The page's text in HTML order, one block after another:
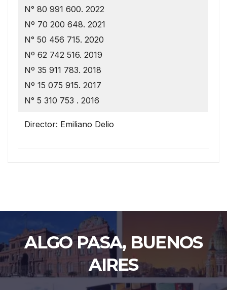
N° 80 991 600. 2022
Nº 70 200 648. 2021
N° 50 456 715. 2020
Nº 62 742 516. 2019
Nº 35 911 783. 2018
Nº 15 075 915. 2017
N° 5 310 753 . 2016
Director: Emiliano Delio
ALGO PASA, BUENOS
AIRES